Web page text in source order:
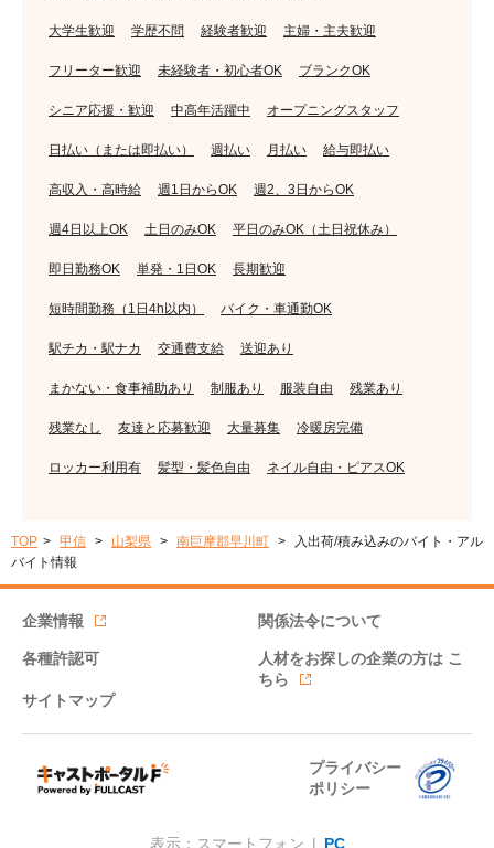
大学生歓迎 学歴不問 経験者歓迎 主婦・主夫歓迎
フリーター歓迎 未経験者・初心者OK ブランクOK
シニア応援・歓迎 中高年活躍中 オープニングスタッフ
日払い（または即払い） 週払い 月払い 給与即払い
高収入・高時給 週1日からOK 週2、3日からOK
週4日以上OK 土日のみOK 平日のみOK（土日祝休み）
即日勤務OK 単発・1日OK 長期歓迎
短時間勤務（1日4h以内） バイク・車通勤OK
駅チカ・駅ナカ 交通費支給 送迎あり
まかない・食事補助あり 制服あり 服装自由 残業あり
残業なし 友達と応募歓迎 大量募集 冷暖房完備
ロッカー利用有 髪型・髪色自由 ネイル自由・ピアスOK
TOP 甲信 山梨県 南巨摩郡早川町
入出荷/積み込みのバイト・アル
バイト情報
企業情報 関係法令について
各種許認可 人材をお探しの企業の方は こ
ちら
サイトマップ
プライバシー
ポリシー
表示：スマートフォン | PC